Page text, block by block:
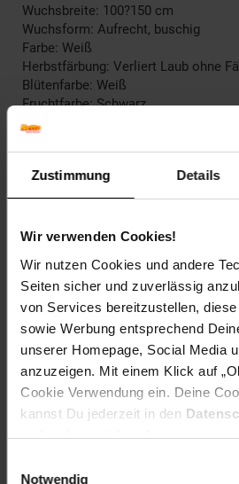
Zustimmung Details
Wir verwenden Cookies!
Wir nutzen Cookies und andere
Seiten sicher und zuverlässig
von Services bereitzustellen,
sowie Werbung entsprechend
unserer Homepage, Social Media
anzuzeigen. Mit einem Klick auf
Cookie Verwendung ein. Deine
kannst Du jederzeit in den
ändern bzw. widerrufen.
Notwendig
Wuchsbreite: 100?150 cm
Wuchsform: Aufrecht, buschig
Farbe: Weiß
Herbstfärbung: Verliert Laub ohne
Blütenfarbe: Weiß
Fruchtfarbe: Schwarz
Winterfarbe: Immergrün
Blattform: Eiförmig
Standortempfehlung: Sonnig bis
Pflegeaufwand: Mittel
Lichtbedarf: Sonnig-Halbschattig
Wasserbedarf: Mittel
Rückschnitt: Regelmäßiger
Schnittverträglichkeit: Sehr gut
Bodenansprüche: nährstoffreich
Nährstoffgehalt: Mittel
Frosthärte: bis -15 °C
Verwendung: Als geschnittene
Formgehölz,Heckenpflanze,